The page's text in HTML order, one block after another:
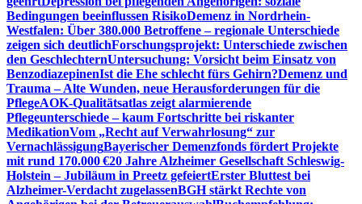
Bedingungen beeinflussen RisikoDemenz in Nordrhein-
Westfalen: Über 380.000 Betroffene – regionale Unterschiede
zeigen sich deutlichForschungsprojekt: Unterschiede zwischen
den GeschlechternUntersuchung: Vorsicht beim Einsatz von
BenzodiazepinenIst die Ehe schlecht fürs Gehirn?Demenz und
Trauma – Alte Wunden, neue Herausforderungen für die
PflegeAOK-Qualitätsatlas zeigt alarmierende
Pflegeunterschiede – kaum Fortschritte bei riskanter
MedikationVom „Recht auf Verwahrlosung“ zur
VernachlässigungBayerischer Demenzfonds fördert Projekte
mit rund 170.000 €20 Jahre Alzheimer Gesellschaft Schleswig-
Holstein – Jubiläum in Preetz gefeiertErster Bluttest bei
Alzheimer-Verdacht zugelassenBGH stärkt Rechte von